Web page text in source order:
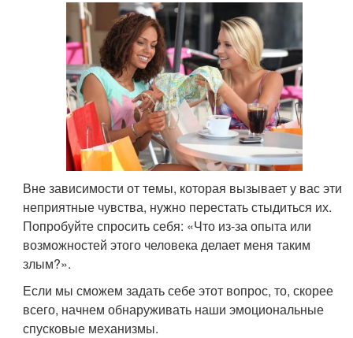
Вне зависимости от темы, которая вызывает у вас эти
неприятные чувства, нужно перестать стыдиться их.
Попробуйте спросить себя: «Что из-за опыта или
возможностей этого человека делает меня таким
злым?».
Если мы сможем задать себе этот вопрос, то, скорее
всего, начнем обнаруживать наши эмоциональные
спусковые механизмы.